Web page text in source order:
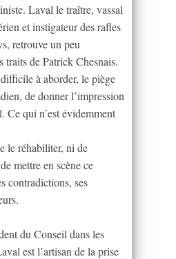
Laval le traître, vassal
et instigateur des rafles
retrouve un peu
traits de Patrick Chesnais.
à aborder, le piège
de donner l’impression
Ce qui n’est évidemment
le réhabiliter, ni de
mettre en scène ce
contradictions, ses
du Conseil dans les
est l’artisan de la prise